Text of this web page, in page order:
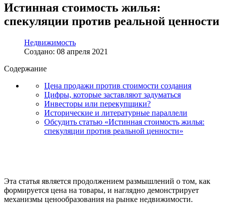
Истинная стоимость жилья:
спекуляции против реальной ценности
Недвижимость
Создано: 08 апреля 2021
Содержание
Цена продажи против стоимости создания
Цифры, которые заставляют задуматься
Инвесторы или перекупщики?
Исторические и литературные параллели
Обсудить статью «Истинная стоимость жилья:
спекуляции против реальной ценности»
Эта статья является продолжением размышлений о том, как
формируется цена на товары, и наглядно демонстрирует
механизмы ценообразования на рынке недвижимости.